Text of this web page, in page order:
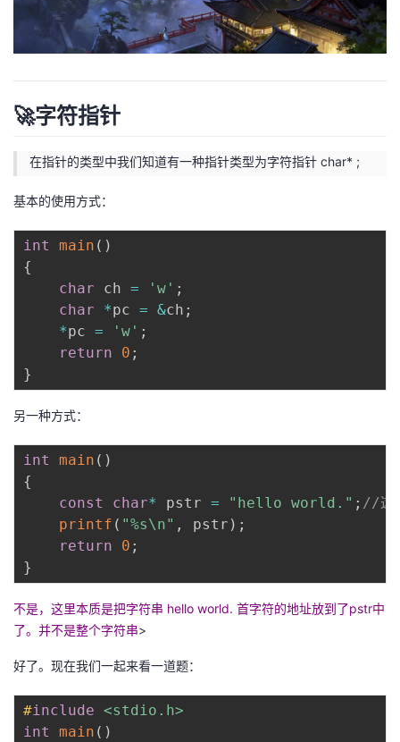
发
学
堂
我
的
我
验
收
藏
Programs
的
持
的
技
我
的
议
🚀字符指针
在指针的类型中我们知道有一种指针类型为字符指针 char* ;
基本的使用方式：
int main ( )
{
char ch = 'w' ;
char
*pc = &ch ;
*pc = 'w' ;
return
0 ;
}
另一种方式：
int main ( )
{
const
char* pstr = "hello world." ; //这
printf ( "%s\n" , pstr ) ;
return
0 ;
}
不是，这里本质是把字符串 hello world. 首字符的地址放到了pstr中
了。并不是整个字符串>
好了。现在我们一起来看一道题：
#include <stdio.h>
int
main ( )